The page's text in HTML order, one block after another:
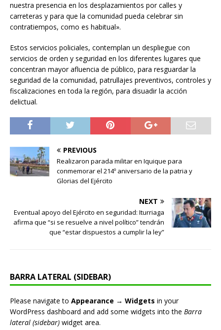
nuestra presencia en los desplazamientos por calles y
carreteras y para que la comunidad pueda celebrar sin
contratiempos, como es habitual».
Estos servicios policiales, contemplan un despliegue con
servicios de orden y seguridad en los diferentes lugares que
concentran mayor afluencia de público, para resguardar la
seguridad de la comunidad, patrullajes preventivos, controles y
fiscalizaciones en toda la región, para disuadir la acción
delictual.
PREVIOUS
Realizaron parada militar en Iquique para
conmemorar el 214º aniversario de la patria y
Glorias del Ejército
NEXT
Eventual apoyo del Ejército en seguridad: Iturriaga
afirma que “si se resuelve a nivel político” tendrán
que “estar dispuestos a cumplir la ley”
BARRA LATERAL (SIDEBAR)
Please navigate to Appearance → Widgets in your
WordPress dashboard and add some widgets into the Barra
lateral (sidebar) widget area.